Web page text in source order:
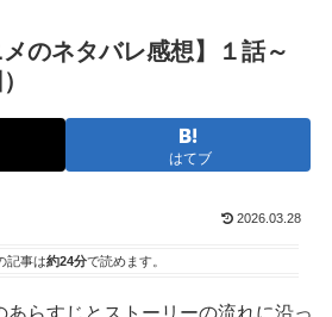
のネタバレ感想】１話～
はてブ
2026.03.28
記事は約24分で読めます。